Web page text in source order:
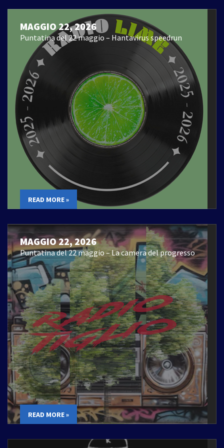
MAGGIO 22, 2026
Puntatina del 22 maggio – Hantavirus speedrun
READ MORE »
MAGGIO 22, 2026
Puntatina del 22 maggio – La camera del progresso
READ MORE »